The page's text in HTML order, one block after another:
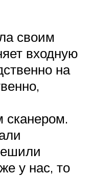
своим
входную
на
сканером.
у нас, то